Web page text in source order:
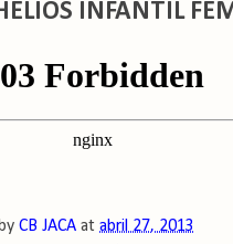
INFANTIL
CB JACA at abril 27, 2013